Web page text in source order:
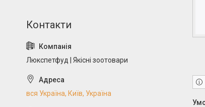
Люкспетфуд | Якісні зоотовари
вся Україна, Київ, Україна